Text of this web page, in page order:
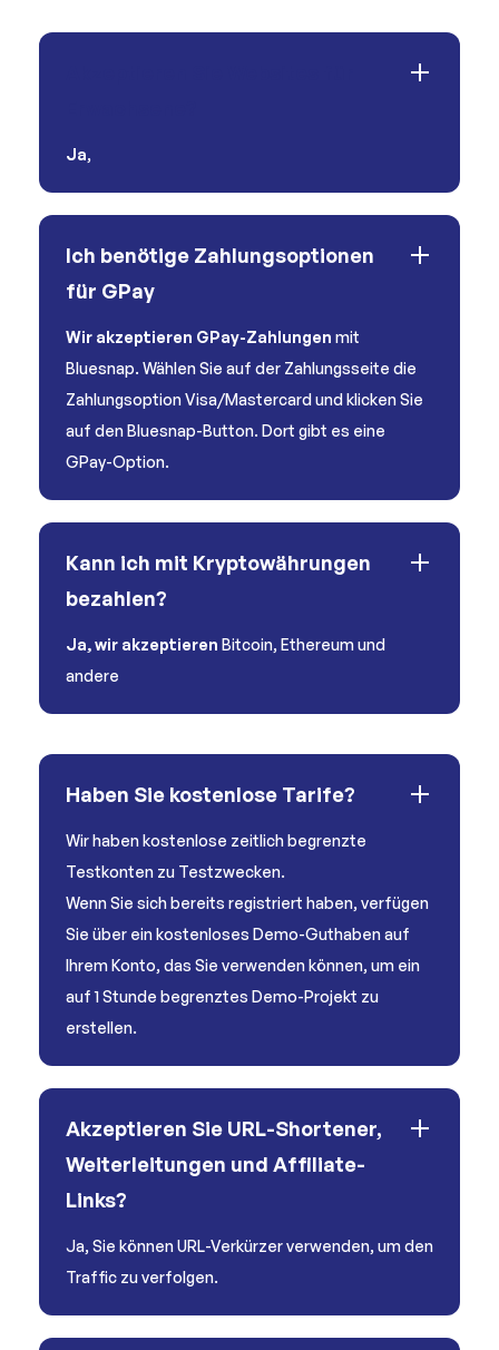
Ja,
Ich benötige Zahlungsoptionen
für GPay
Wir akzeptieren GPay-Zahlungen mit
Bluesnap. Wählen Sie auf der Zahlungsseite die
Zahlungsoption Visa/Mastercard und klicken Sie
auf den Bluesnap-Button. Dort gibt es eine
GPay-Option.
Kann ich mit Kryptowährungen
bezahlen?
Ja, wir akzeptieren Bitcoin, Ethereum und
andere
Haben Sie kostenlose Tarife?
Wir haben kostenlose zeitlich begrenzte
Testkonten zu Testzwecken.
Wenn Sie sich bereits registriert haben, verfügen
Sie über ein kostenloses Demo-Guthaben auf
Ihrem Konto, das Sie verwenden können, um ein
auf 1 Stunde begrenztes Demo-Projekt zu
erstellen.
Akzeptieren Sie URL-Shortener,
Weiterleitungen und Affiliate-
Links?
Ja, Sie können URL-Verkürzer verwenden, um den
Traffic zu verfolgen.